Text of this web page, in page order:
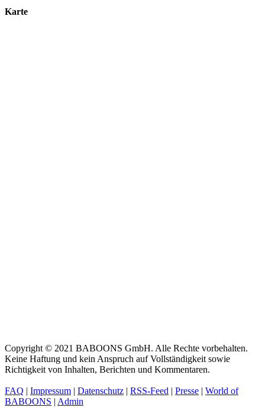
Karte
Copyright © 2021 BABOONS GmbH. Alle Rechte vorbehalten.
Keine Haftung und kein Anspruch auf Vollständigkeit sowie
Richtigkeit von Inhalten, Berichten und Kommentaren.
FAQ | Impressum | Datenschutz | RSS-Feed | Presse | World of
BABOONS | Admin